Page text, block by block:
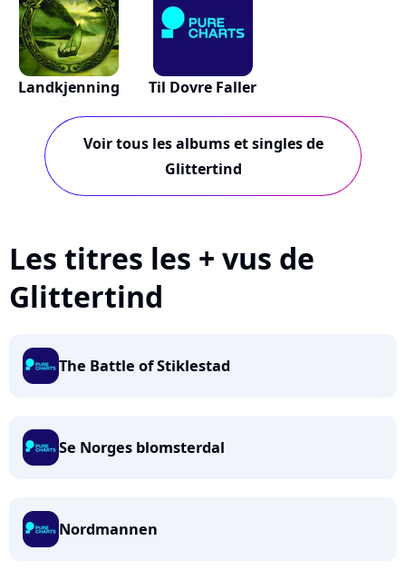
Landkjenning Til Dovre Faller
Voir tous les albums et singles de
Glittertind
Les titres les + vus de
Glittertind
The Battle of Stiklestad
Se Norges blomsterdal
Nordmannen